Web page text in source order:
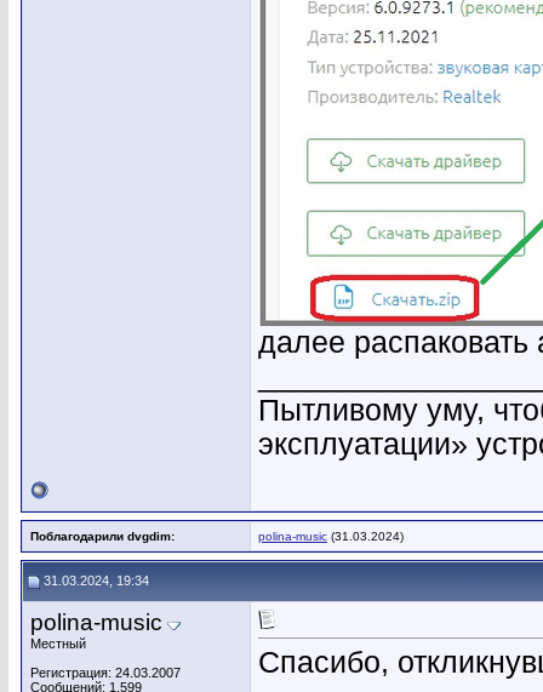
далее распаковать
Пытливому уму,
эксплуатации»
Поблагодарили dvgdim: polina-music (31.03.2024)
31.03.2024, 19:34
polina-music
Местный
Регистрация: 24.03.2007
Сообщений: 1,599
Спасибо,